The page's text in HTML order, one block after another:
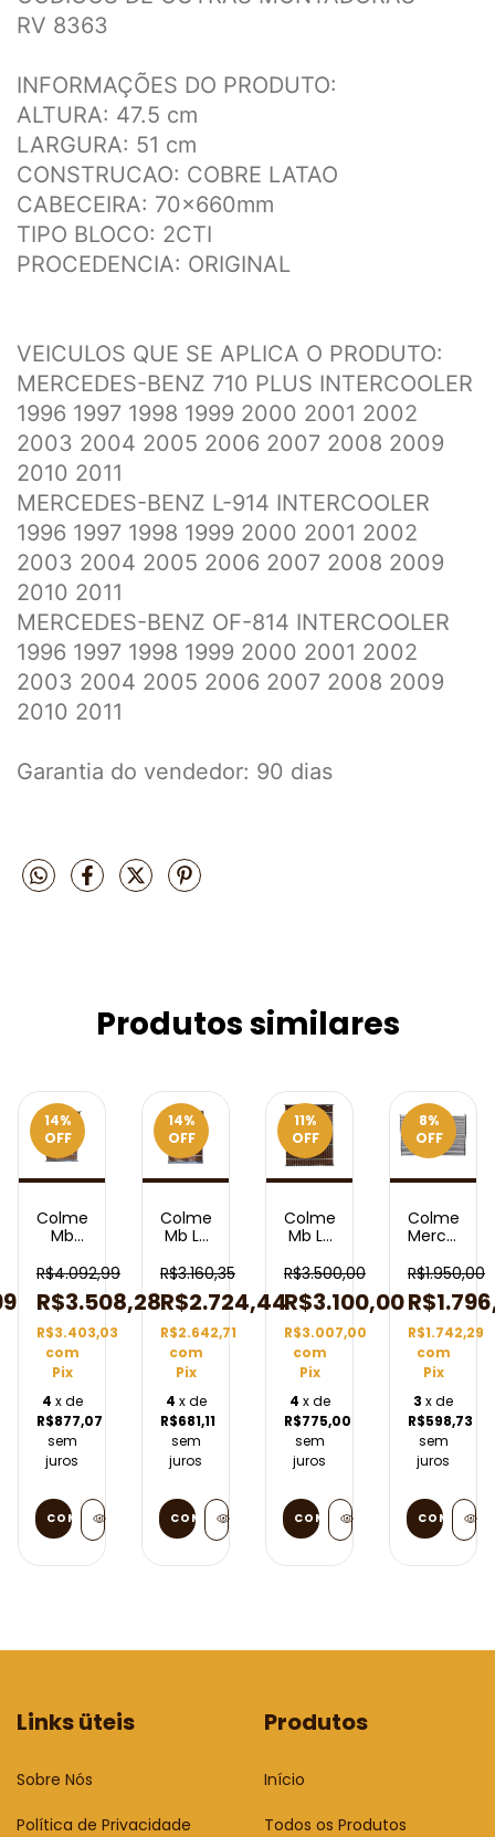
RV 8363
INFORMAÇÕES DO PRODUTO:
ALTURA: 47.5 cm
LARGURA: 51 cm
CONSTRUCAO: COBRE LATAO
CABECEIRA: 70x660mm
TIPO BLOCO: 2CTI
PROCEDENCIA: ORIGINAL
VEICULOS QUE SE APLICA O PRODUTO:
MERCEDES-BENZ 710 PLUS INTERCOOLER
1996 1997 1998 1999 2000 2001 2002
2003 2004 2005 2006 2007 2008 2009
2010 2011
MERCEDES-BENZ L-914 INTERCOOLER
1996 1997 1998 1999 2000 2001 2002
2003 2004 2005 2006 2007 2008 2009
2010 2011
MERCEDES-BENZ OF-814 INTERCOOLER
1996 1997 1998 1999 2000 2001 2002
2003 2004 2005 2006 2007 2008 2009
2010 2011
Garantia do vendedor: 90 dias
Produtos similares
14%
OFF
Colmeia
Mb
1941
2635
2325
1006x714
Cab
106 3
Carreiras
Tubos
R$4.092,99
R$3.508,28
R$3.403,03
com
Pix
4 x de
R$877,07
sem
juros
14%
OFF
Colmeia
Mb Ls
1941
2635
2325
1006X714
2
Tubos
Carreiras
R$3.160,35
R$2.724,44
R$2.642,71
com
Pix
4 x de
R$681,11
sem
juros
11%
OFF
Colmeia
Mb Ls
1941
907x714
2
Carreiras
Tubo
R$3.500,00
R$3.100,00
R$3.007,00
com
Pix
4 x de
R$775,00
sem
juros
COMPRAR
8%
OFF
Colmeia
Mercedes
500
2004/2011
C/ S/
Ar
R$1.950,00
R$1.742,29
com
Pix
3 x de
R$598,73
sem
juros
Links üteis
Sobre Nós
Política de Privacidade
Produtos
Início
Todos os Produtos